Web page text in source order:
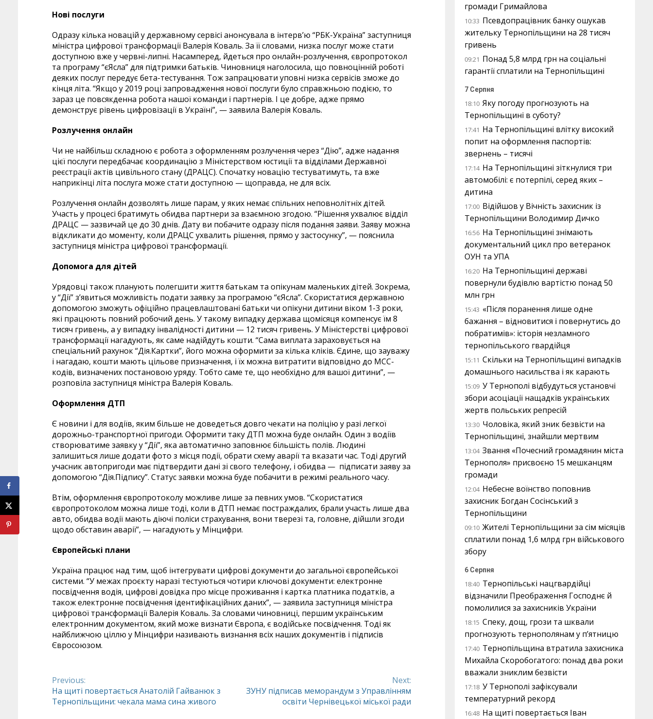
Нові послуги
Одразу кілька новацій у державному сервісі анонсувала в інтерв’ю “РБК-Україна” заступниця
міністра цифрової трансформації Валерія Коваль. За її словами, низка послуг може стати
доступною вже у червні-липні. Насамперед, йдеться про онлайн-розлучення, європротокол
та програму “єЯсла” для підтримки батьків. Чиновниця наголосила, що повноцінній роботі
деяких послуг передує бета-тестування. Тож запрацювати уповні низка сервісів зможе до
кінця літа. “Якщо у 2019 році запровадження нової послуги було справжньою подією, то
зараз це повсякденна робота нашої команди і партнерів. І це добре, адже прямо
демонструє рівень цифровізації в Україні”, — заявила Валерія Коваль.
Розлучення онлайн
Чи не найбільш складною є робота з оформленням розлучення через “Дію”, адже надання
цієї послуги передбачає координацію з Міністерством юстиції та відділами Державної
реєстрації актів цивільного стану (ДРАЦС). Спочатку новацію тестуватимуть, та вже
наприкінці літа послуга може стати доступною — щоправда, не для всіх.
Розлучення онлайн дозволять лише парам, у яких немає спільних неповнолітніх дітей.
Участь у процесі братимуть обидва партнери за взаємною згодою. “Рішення ухвалює відділ
ДРАЦС — зазвичай це до 30 днів. Дату ви побачите одразу після подання заяви. Заяву можна
відкликати до моменту, коли ДРАЦС ухвалить рішення, прямо у застосунку”, — пояснила
заступниця міністра цифрової трансформації.
Допомога для дітей
Урядовці також планують полегшити життя батькам та опікунам маленьких дітей. Зокрема,
у “Дії” зʼявиться можливість подати заявку за програмою “єЯсла”. Скористатися державною
допомогою зможуть офіційно працевлаштовані батьки чи опікуни дитини віком 1-3 роки,
які працюють повний робочий день. У такому випадку держава щомісяця компенсує їм 8
тисяч гривень, а у випадку інвалідності дитини — 12 тисяч гривень. У Міністерстві цифрової
трансформації нагадують, як саме надійдуть кошти. “Сама виплата зараховується на
спеціальний рахунок “Дія.Картки”, його можна оформити за кілька кліків. Єдине, що зауважу
і нагадаю, кошти мають цільове призначення, і їх можна витратити відповідно до MCC-
кодів, визначених постановою уряду. Тобто саме те, що необхідно для вашої дитини”, —
розповіла заступниця міністра Валерія Коваль.
Оформлення ДТП
Є новини і для водіїв, яким більше не доведеться довго чекати на поліцію у разі легкої
дорожньо-транспортної пригоди. Оформити таку ДТП можна буде онлайн. Один з водіїв
створюватиме заявку у “Дії”, яка автоматично заповнює більшість полів. Людині
залишиться лише додати фото з місця події, обрати схему аварії та вказати час. Тоді другий
учасник автопригоди має підтвердити дані зі свого телефону, і обидва — підписати заяву за
допомогою “Дія.Підпису”. Статус заявки можна буде побачити в режимі реального часу.
Втім, оформлення європротоколу можливе лише за певних умов. “Скористатися
європротоколом можна лише тоді, коли в ДТП немає постраждалих, брали участь лише два
авто, обидва водії мають діючі поліси страхування, вони тверезі та, головне, дійшли згоди
щодо обставин аварії”, — нагадують у Мінцифри.
Європейські плани
Україна працює над тим, щоб інтегрувати цифрові документи до загальної європейської
системи. “У межах проєкту наразі тестуються чотири ключові документи: електронне
посвідчення водія, цифрові довідка про місце проживання і картка платника податків, а
також електронне посвідчення ідентифікаційних даних”, — заявила заступниця міністра
цифрової трансформації Валерія Коваль. За словами чиновниці, першим українським
електронним документом, який може визнати Європа, є водійське посвідчення. Тоді як
найближчою ціллю у Мінцифри називають визнання всіх наших документів і підписів
Євросоюзом.
Continue
Reading
Previous:
На щиті повертається Анатолій Гайванюк з
Тернопільщини: чекала мама сина живого
Next:
ЗУНУ підписав меморандум з Управлінням
освіти Чернівецької міської ради
громади Гримайлова
10:33 Псевдопрацівник банку ошукав
жительку Тернопільщини на 28 тисяч
гривень
09:21 Понад 5,8 млрд грн на соціальні
гарантії сплатили на Тернопільщині
7 Серпня
18:10 Яку погоду прогнозують на
Тернопільщині в суботу?
17:41 На Тернопільщині влітку високий
попит на оформлення паспортів:
звернень – тисячі
17:14 На Тернопільщині зіткнулися три
автомобілі: є потерпілі, серед яких –
дитина
17:00 Відійшов у Вічність захисник із
Тернопільщини Володимир Дичко
16:56 На Тернопільщині знімають
документальний цикл про ветеранок
ОУН та УПА
16:20 На Тернопільщині державі
повернули будівлю вартістю понад 50
млн грн
15:43 «Після поранення лише одне
бажання – відновитися і повернутись до
побратимів»: історія незламного
тернопільського гвардійця
15:11 Скільки на Тернопільщині випадків
домашнього насильства і як карають
15:09 У Тернополі відбудуться установчі
збори асоціації нащадків українських
жертв польських репресій
13:30 Чоловіка, який зник безвісти на
Тернопільщині, знайшли мертвим
13:04 Звання «Почесний громадянин міста
Тернополя» присвоєно 15 мешканцям
громади
12:04 Небесне воїнство поповнив
захисник Богдан Сосінський з
Тернопільщини
09:10 Жителі Тернопільщини за сім місяців
сплатили понад 1,6 млрд грн військового
збору
6 Серпня
18:40 Тернопільські нацгвардійці
відзначили Преображення Господнє й
помолилися за захисників України
18:15 Спеку, дощ, грози та шквали
прогнозують тернополянам у п’ятницю
17:40 Тернопільщина втратила захисника
Михайла Скоробогатого: понад два роки
вважали зниклим безвісти
17:18 У Тернополі зафіксували
температурний рекорд
16:48 На щиті повертається Іван